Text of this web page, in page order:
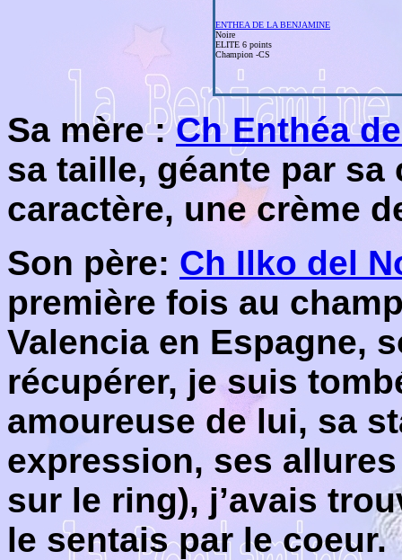
ENTHEA DE LA BENJAMINE
Noire
ELITE 6 points
Champion -CS
Sa mère :Ch Enthéa
sa taille, géante par sa
caractère, une crème
Son père: Ch Ilko del
première fois au
Valencia en Espagne,
récupérer, je suis
amoureuse de lui, sa
expression, ses
sur le ring), j’avais
le sentais par le coeur.